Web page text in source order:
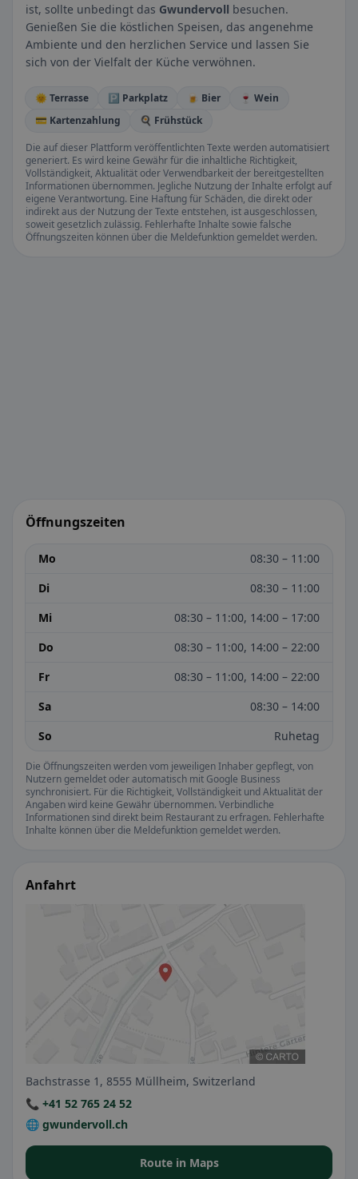
ist, sollte unbedingt das Gwundervoll besuchen.
Genießen Sie die köstlichen Speisen, das angenehme
Ambiente und den herzlichen Service und lassen Sie
sich von der Vielfalt der Küche verwöhnen.
🌞 Terrasse 🅿️ Parkplatz 🍺 Bier
🍷 Wein
💳 Kartenzahlung
🍳 Frühstück
Die auf dieser Plattform veröffentlichten Texte werden automatisiert
generiert. Es wird keine Gewähr für die inhaltliche Richtigkeit,
Vollständigkeit, Aktualität oder Verwendbarkeit der bereitgestellten
Informationen übernommen. Jegliche Nutzung der Inhalte erfolgt auf
eigene Verantwortung. Eine Haftung für Schäden, die direkt oder
indirekt aus der Nutzung der Texte entstehen, ist ausgeschlossen,
soweit gesetzlich zulässig. Fehlerhafte Inhalte sowie falsche
Öffnungszeiten können über die Meldefunktion gemeldet werden.
Öffnungszeiten
Mo
08:30 – 11:00
Di
08:30 – 11:00
Mi
08:30 – 11:00, 14:00 – 17:00
Do
08:30 – 11:00, 14:00 – 22:00
Fr
08:30 – 11:00, 14:00 – 22:00
Sa
08:30 – 14:00
So
Ruhetag
Die Öffnungszeiten werden vom jeweiligen Inhaber gepflegt, von
Nutzern gemeldet oder automatisch mit Google Business
synchronisiert. Für die Richtigkeit, Vollständigkeit und Aktualität der
Angaben wird keine Gewähr übernommen. Verbindliche
Informationen sind direkt beim Restaurant zu erfragen. Fehlerhafte
Inhalte können über die Meldefunktion gemeldet werden.
Anfahrt
Bachstrasse 1, 8555 Müllheim, Switzerland
📞 +41 52 765 24 52
🌐 gwundervoll.ch
Route in Maps